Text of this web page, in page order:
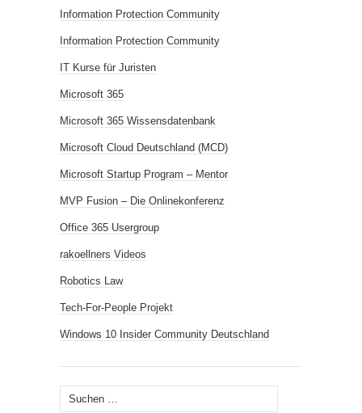
Information Protection Community
Information Protection Community
IT Kurse für Juristen
Microsoft 365
Microsoft 365 Wissensdatenbank
Microsoft Cloud Deutschland (MCD)
Microsoft Startup Program – Mentor
MVP Fusion – Die Onlinekonferenz
Office 365 Usergroup
rakoellners Videos
Robotics Law
Tech-For-People Projekt
Windows 10 Insider Community Deutschland
Suchen